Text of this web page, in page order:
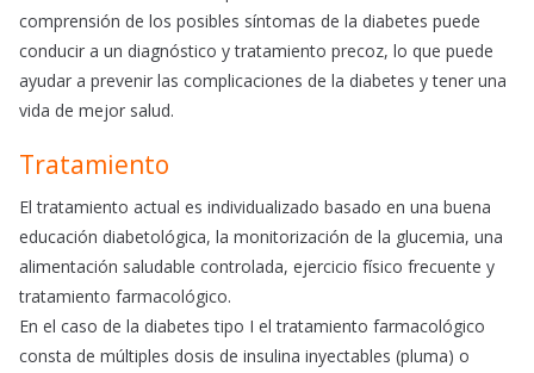
comprensión de los posibles síntomas de la diabetes puede
conducir a un diagnóstico y tratamiento precoz, lo que puede
ayudar a prevenir las complicaciones de la diabetes y tener una
vida de mejor salud.
Tratamiento
El tratamiento actual es individualizado basado en una buena
educación diabetológica, la monitorización de la glucemia, una
alimentación saludable controlada, ejercicio físico frecuente y
tratamiento farmacológico.
En el caso de la diabetes tipo I el tratamiento farmacológico
consta de múltiples dosis de insulina inyectables (pluma) o